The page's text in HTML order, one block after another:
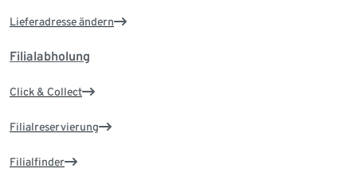
Lieferadresse ändern
Filialabholung
Click & Collect
Filialreservierung
Filialfinder